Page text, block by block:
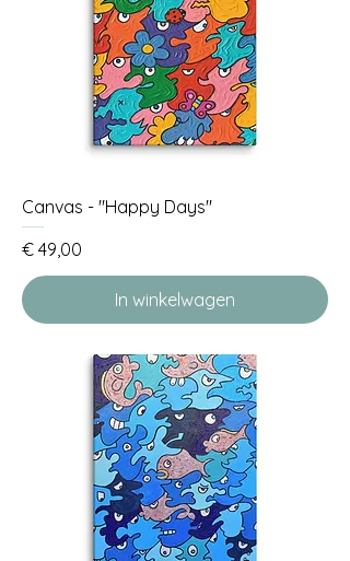
Canvas - "Happy Days"
Prijs
€ 49,00
In winkelwagen